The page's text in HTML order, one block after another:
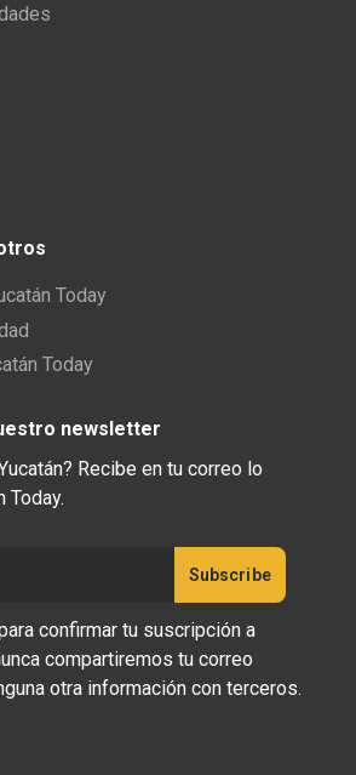
Today
Today
newsletter
Recibe en tu correo lo
Today.
confirmar tu suscripción a
compartiremos tu correo
otra información con terceros.